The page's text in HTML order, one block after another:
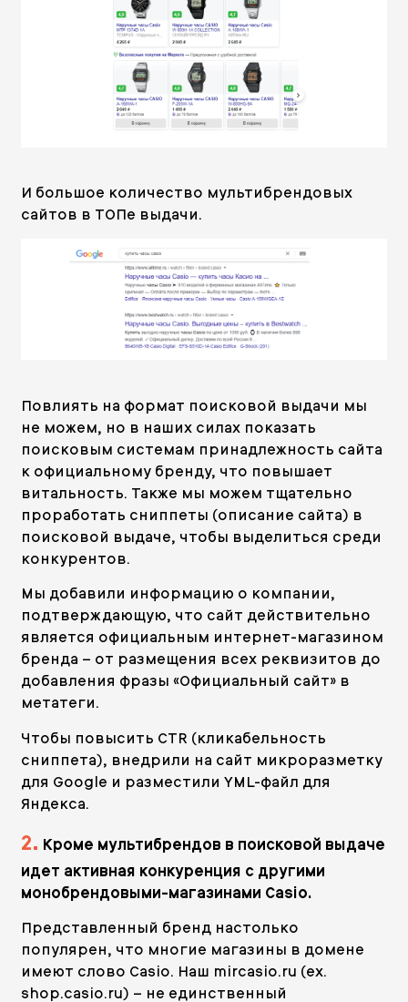
И большое количество мультибрендовых
сайтов в ТОПе выдачи.
Повлиять на формат поисковой выдачи мы
не можем, но в наших силах показать
поисковым системам принадлежность сайта
к официальному бренду, что повышает
витальность. Также мы можем тщательно
проработать сниппеты (описание сайта) в
поисковой выдаче, чтобы выделиться среди
конкурентов.
Мы добавили информацию о компании,
подтверждающую, что сайт действительно
является официальным интернет-магазином
бренда – от размещения всех реквизитов до
добавления фразы «Официальный сайт» в
метатеги.
Чтобы повысить CTR (кликабельность
сниппета), внедрили на сайт микроразметку
для Google и разместили YML-файл для
Яндекса.
2. Кроме мультибрендов в поисковой выдаче
идет активная конкуренция с другими
монобрендовыми-магазинами Casio.
Представленный бренд настолько
популярен, что многие магазины в домене
имеют слово Casio. Наш mircasio.ru (ex.
shop.casio.ru) – не единственный